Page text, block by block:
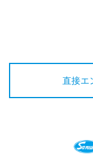
直接エ